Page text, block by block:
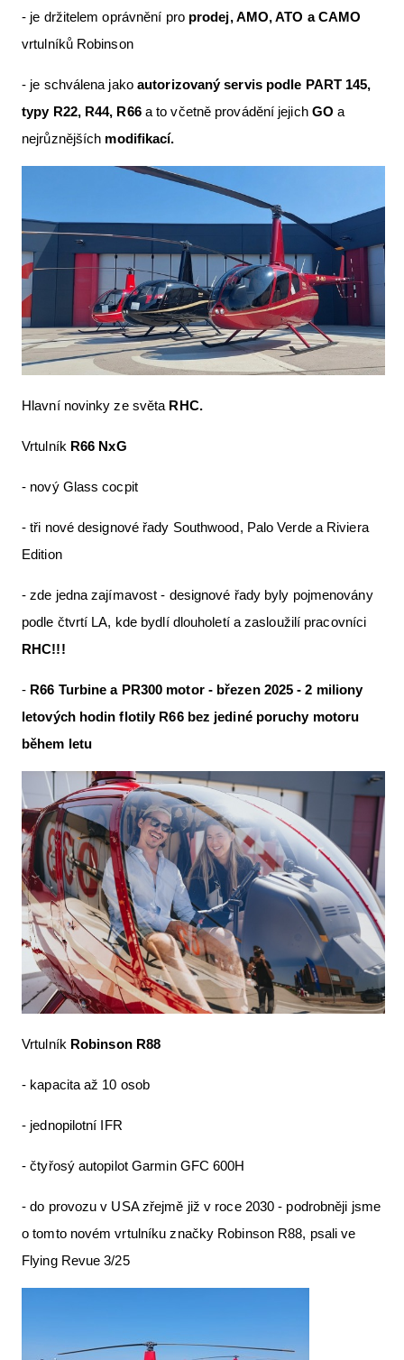
- je držitelem oprávnění pro prodej, AMO, ATO a CAMO
vrtulníků Robinson
- je schválena jako autorizovaný servis podle PART 145,
typy R22, R44, R66a to včetně provádění jejich GO a
nejrůznějších modifikací.
Hlavní novinky ze světa RHC.
Vrtulník R66 NxG
- nový Glass cocpit
- tři nové designové řady Southwood, Palo Verde a Riviera
Edition
- zde jedna zajímavost - designové řady byly pojmenovány
podle čtvrtí LA, kde bydlí dlouholetí a zasloužilí pracovníci
RHC!!!
- R66 Turbine a PR300 motor - březen 2025 - 2 miliony
letových hodin flotily R66 bez jediné poruchy motoru
během letu
Vrtulník Robinson R88
- kapacita až 10 osob
- jednopilotní IFR
- čtyřosý autopilot Garmin GFC 600H
- do provozu v USA zřejmě již v roce 2030 - podrobněji jsme
o tomto novém vrtulníku značky Robinson R88, psali ve
Flying Revue 3/25